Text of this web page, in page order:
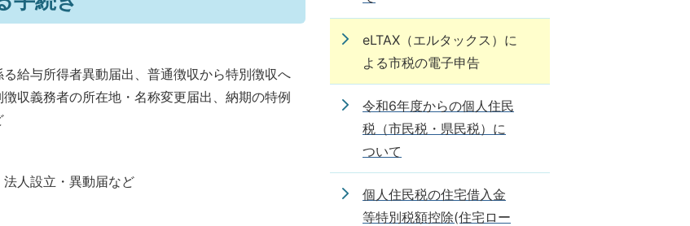
給与所得者異動届出、普通徴収から特別徴収へ
収義務者の所在地・名称変更届出、納期の特例
人設立・異動届など
eLTAX（エルタックス）に
よる市税の電子申告
令和6年度からの個人住民
税（市民税・県民税）に
ついて
個人住民税の住宅借入金
等特別税額控除(住宅ロー